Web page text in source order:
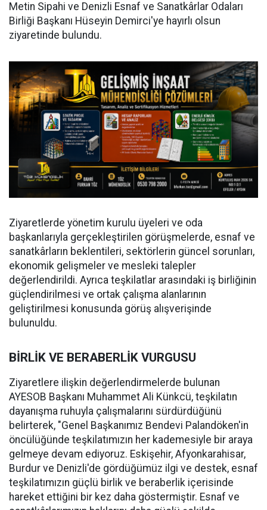
Metin Sipahi ve Denizli Esnaf ve Sanatkârlar Odaları
Birliği Başkanı Hüseyin Demirci'ye hayırlı olsun
ziyaretinde bulundu.
Ziyaretlerde yönetim kurulu üyeleri ve oda
başkanlarıyla gerçekleştirilen görüşmelerde, esnaf ve
sanatkârların beklentileri, sektörlerin güncel sorunları,
ekonomik gelişmeler ve mesleki talepler
değerlendirildi. Ayrıca teşkilatlar arasındaki iş birliğinin
güçlendirilmesi ve ortak çalışma alanlarının
geliştirilmesi konusunda görüş alışverişinde
bulunuldu.
BİRLİK VE BERABERLİK VURGUSU
Ziyaretlere ilişkin değerlendirmelerde bulunan
AYESOB Başkanı Muhammet Ali Künkcü, teşkilatın
dayanışma ruhuyla çalışmalarını sürdürdüğünü
belirterek, "Genel Başkanımız Bendevi Palandöken'in
öncülüğünde teşkilatımızın her kademesiyle bir araya
gelmeye devam ediyoruz. Eskişehir, Afyonkarahisar,
Burdur ve Denizli'de gördüğümüz ilgi ve destek, esnaf
teşkilatımızın güçlü birlik ve beraberlik içerisinde
hareket ettiğini bir kez daha göstermiştir. Esnaf ve